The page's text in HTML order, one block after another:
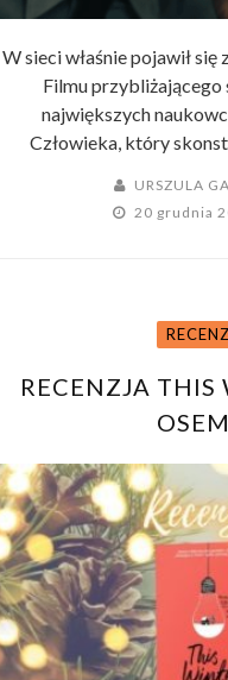
W sieci właśnie pojawił
Filmu
największych
Człowieka, który
URSZULA
20 grudnia
RECENZJA THIS